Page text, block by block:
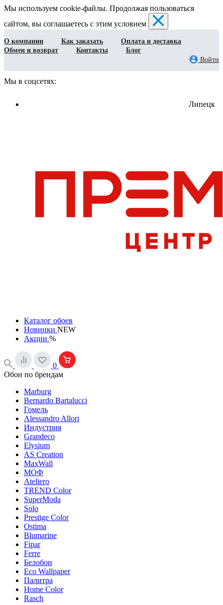
Мы используем cookie-файлы. Продолжая пользоваться
сайтом, вы соглашаетесь с этим условием
О компании Как заказать
Оплата и доставка
Обмен и возврат
Контакты
Блог
Войти
Мы в соцсетях:
Липецк
Каталог обоев
Новинки NEW
Акции %
0
Обои по брендам
Marburg
Bernardo Bartalucci
Гомель
Alessandro Allori
Индустрия
Grandeco
Elysium
AS Creation
MaxWall
МОФ
Ateliero
TREND Color
SuperModa
Solo
Prestige Color
Ostima
Blumarine
Fipar
Ferre
Белобои
Eco Wallpaper
Палитра
Home Color
Rasch